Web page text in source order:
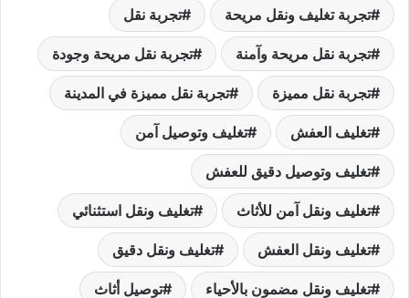
تجربة تغليف ونقل مريحة تجربة نقل
تجربة نقل مريحة وآمنة تجربة نقل مريحة وجودة
تجربة نقل مميزة تجربة نقل مميزة في المدينة
تغليف العفش تغليف وتوصيل آمن
تغليف وتوصيل دقيق للعفش
تغليف ونقل آمن للأثاث تغليف ونقل استثنائي
تغليف ونقل العفش تغليف ونقل دقيق
تغليف ونقل مضمون بالأحياء توصيل أثاث